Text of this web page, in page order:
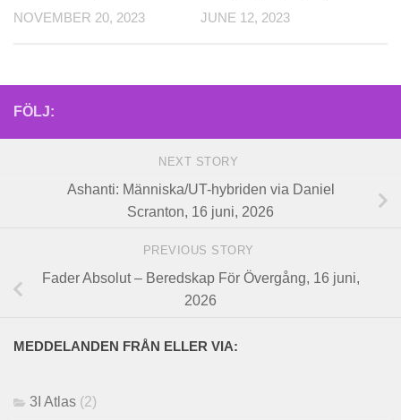
NOVEMBER 20, 2023 JUNE 12, 2023
FÖLJ:
NEXT STORY
Ashanti: Människa/UT-hybriden via Daniel
Scranton, 16 juni, 2026
PREVIOUS STORY
Fader Absolut – Beredskap För Övergång, 16 juni,
2026
MEDDELANDEN FRÅN ELLER VIA:
3I Atlas (2)